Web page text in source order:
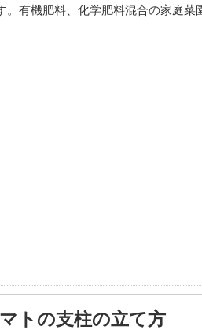
。有機肥料、化学肥料混合の家庭菜
トの支柱の立て方